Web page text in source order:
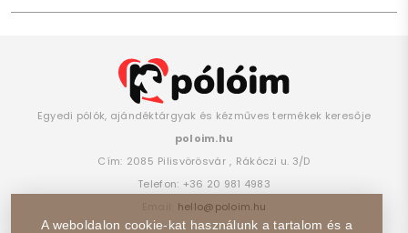
Egyedi pólók, ajándéktárgyak és kézműves termékek keresője
poloim.hu
Cím: 2085 Pilisvörösvár , Rákóczi u. 3/D
Telefon: +36 20 981 4983
hello@poloim.hu
A weboldalon cookie-kat használunk a tartalom és a